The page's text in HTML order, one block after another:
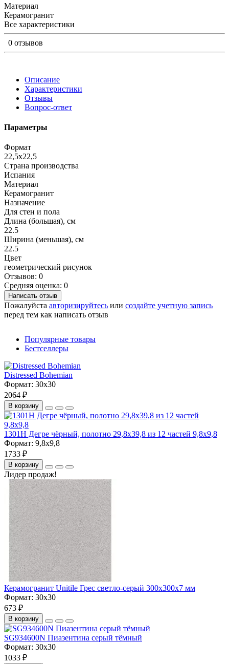
Материал
Керамогранит
Все характеристики
0 отзывов
Описание
Характеристики
Отзывы
Вопрос-ответ
Параметры
Формат
22,5x22,5
Страна производства
Испания
Материал
Керамогранит
Назначение
Для стен и пола
Длина (большая), см
22.5
Ширина (меньшая), см
22.5
Цвет
геометрический рисунок
Отзывов: 0
Средняя оценка: 0
Написать отзыв
Пожалуйста авторизируйтесь или создайте учетную запись
перед тем как написать отзыв
Популярные товары
Бестселлеры
Distressed Bohemian
Формат: 30x30
2064 ₽
В корзину
1301H Дегре чёрный, полотно 29,8х39,8 из 12 частей 9,8х9,8
Формат: 9,8x9,8
1733 ₽
В корзину
Лидер продаж!
Керамогранит Unitile Грес светло-серый 300х300х7 мм
Формат: 30x30
673 ₽
В корзину
SG934600N Пиазентина серый тёмный
Формат: 30x30
1033 ₽